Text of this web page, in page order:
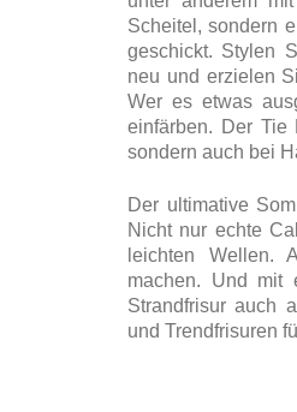
Scheitel, sondern
geschickt. Stylen
neu und erzielen
Wer es etwas
einfärben. Der Tie
sondern auch bei
Der ultimative
Nicht nur echte
leichten Wellen.
machen. Und mit
Strandfrisur auch
und Trendfrisuren